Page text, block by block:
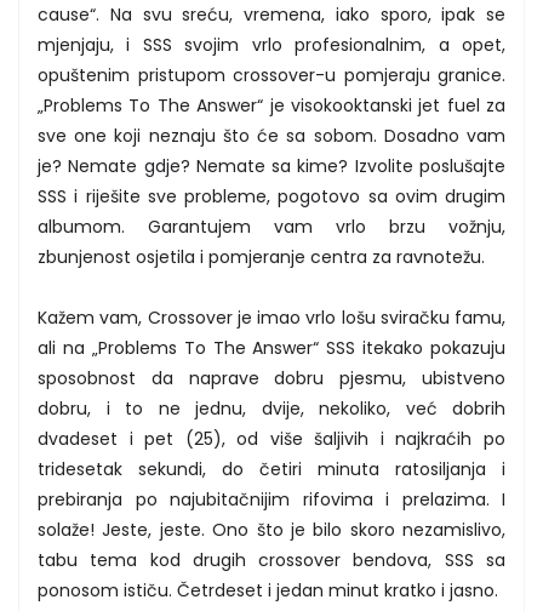
cause“. Na svu sreću, vremena, iako sporo, ipak se
mjenjaju, i SSS svojim vrlo profesionalnim, a opet,
opuštenim pristupom crossover-u pomjeraju granice.
„Problems To The Answer“ je visokooktanski jet fuel za
sve one koji neznaju što će sa sobom. Dosadno vam
je? Nemate gdje? Nemate sa kime? Izvolite poslušajte
SSS i riješite sve probleme, pogotovo sa ovim drugim
albumom. Garantujem vam vrlo brzu vožnju,
zbunjenost osjetila i pomjeranje centra za ravnotežu.
Kažem vam, Crossover je imao vrlo lošu sviračku famu,
ali na „Problems To The Answer“ SSS itekako pokazuju
sposobnost da naprave dobru pjesmu, ubistveno
dobru, i to ne jednu, dvije, nekoliko, već dobrih
dvadeset i pet (25), od više šaljivih i najkraćih po
tridesetak sekundi, do četiri minuta ratosiljanja i
prebiranja po najubitačnijim rifovima i prelazima. I
solaže! Jeste, jeste. Ono što je bilo skoro nezamislivo,
tabu tema kod drugih crossover bendova, SSS sa
ponosom ističu. Četrdeset i jedan minut kratko i jasno.